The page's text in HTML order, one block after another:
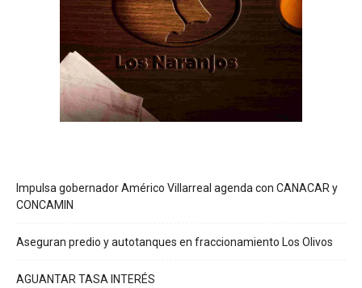
Impulsa gobernador Américo Villarreal agenda con CANACAR y
CONCAMIN
Aseguran predio y autotanques en fraccionamiento Los Olivos
AGUANTAR TASA INTERÉS